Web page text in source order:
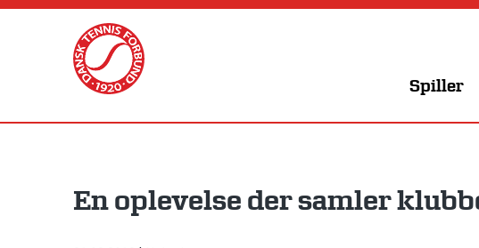
Skip
Spiller
En oplevelse der samler